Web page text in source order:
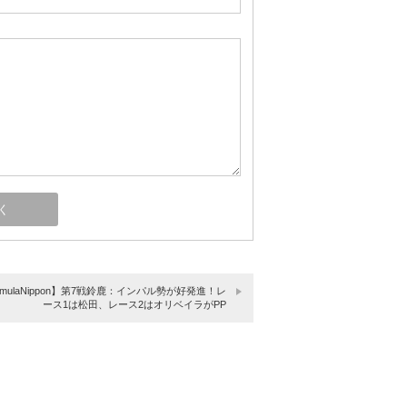
】第7戦鈴鹿：インパル勢が好発進！レ
ース1は松田、レース2はオリベイラがPP